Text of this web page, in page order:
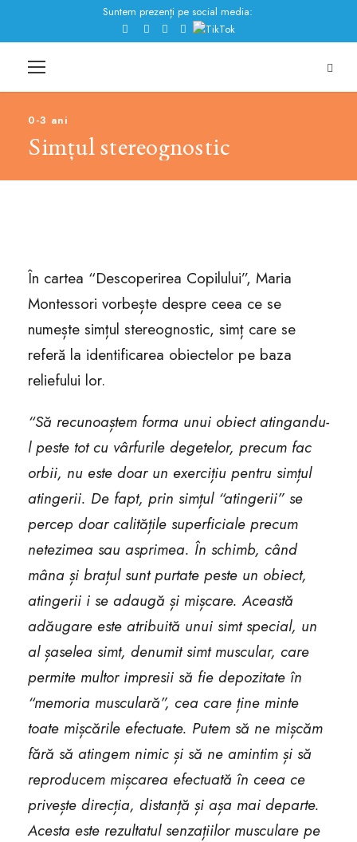
Suntem prezenți pe social media:
0-3 ani
Simțul stereognostic
În cartea “Descoperirea Copilului”, Maria
Montessori vorbește despre ceea ce se
numește simțul stereognostic, simț care se
referă la identificarea obiectelor pe baza
reliefului lor.
“Să recunoaștem forma unui obiect atingandu-
l peste tot cu vârfurile degetelor, precum fac
orbii, nu este doar un exercițiu pentru simțul
atingerii. De fapt, prin simțul “atingerii” se
percep doar calitățile superficiale precum
netezimea sau asprimea. În schimb, când
mâna și brațul sunt purtate peste un obiect,
atingerii i se adaugă și mișcare. Această
adăugare este atribuită unui simt special, un
al șaselea simt, denumit simt muscular, care
permite multor impresii să fie depozitate în
“memoria musculară”, cea care ține minte
toate mișcările efectuate. Putem să ne mișcăm
fără să atingem nimic și să ne amintim și să
reproducem mișcarea efectuată în ceea ce
privește direcția, distanță și așa mai departe.
Acesta este rezultatul senzațiilor musculare pe